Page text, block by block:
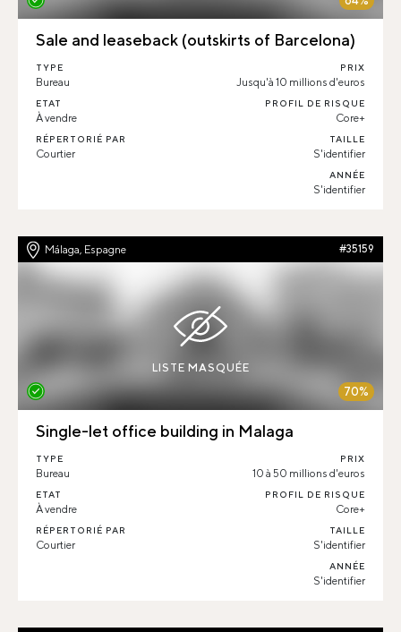
Sale and leaseback (outskirts of Barcelona)
TYPE
Bureau
ETAT
À vendre
RÉPERTORIÉ PAR
Courtier
PRIX
Jusqu'à 10 millions d'euros
PROFIL DE RISQUE
Core+
TAILLE
S'identifier
ANNÉE
S'identifier
Málaga, Espagne #35159
LISTE MASQUÉE
70%
Single-let office building in Malaga
TYPE
Bureau
ETAT
À vendre
RÉPERTORIÉ PAR
Courtier
PRIX
10 à 50 millions d'euros
PROFIL DE RISQUE
Core+
TAILLE
S'identifier
ANNÉE
S'identifier